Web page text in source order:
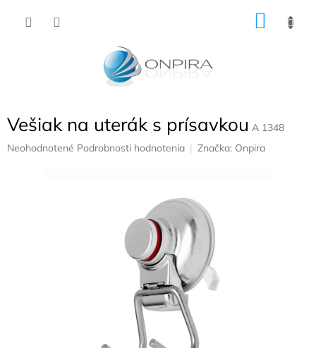
Vešiak na uterák s prísavkou A 1348
Priemerné
Neohodnotené Podrobnosti hodnotenia Značka: Onpira